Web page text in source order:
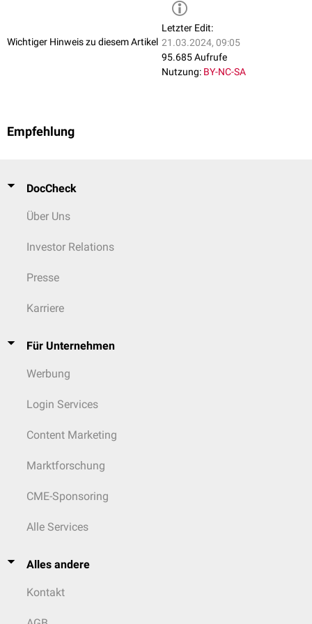
Wichtiger Hinweis zu diesem Artikel
Letzter Edit:
21.03.2024, 09:05
95.685 Aufrufe
Nutzung: BY-NC-SA
Empfehlung
DocCheck
Über Uns
Investor Relations
Presse
Karriere
Für Unternehmen
Werbung
Login Services
Content Marketing
Marktforschung
CME-Sponsoring
Alle Services
Alles andere
Kontakt